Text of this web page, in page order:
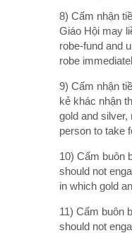
8) Cấm nhận
Giáo Hội may
robe-fund and
robe
9) Cấm nhận
kẻ khác nhận
gold and silver,
person to take
10) Cấm buôn
should not
in which gold
11) Cấm buôn
should not